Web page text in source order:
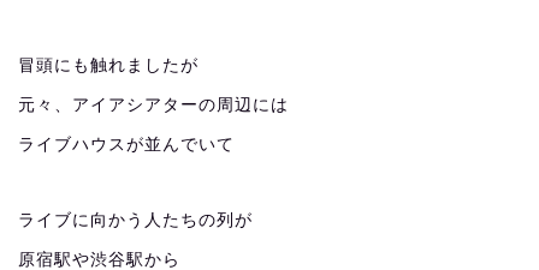
冒頭にも触れましたが
元々、アイアシアターの周辺には
ライブハウスが並んでいて
ライブに向かう人たちの列が
原宿駅や渋谷駅から